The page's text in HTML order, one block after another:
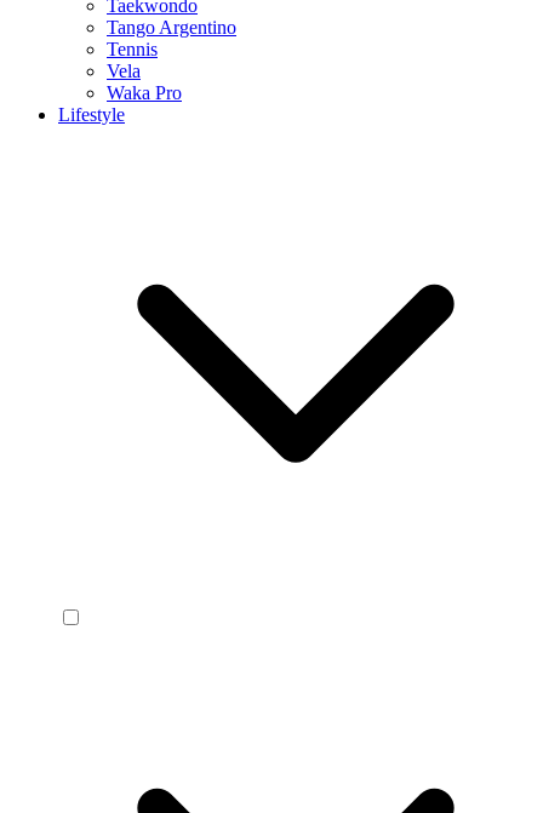
Taekwondo
Tango Argentino
Tennis
Vela
Waka Pro
Lifestyle